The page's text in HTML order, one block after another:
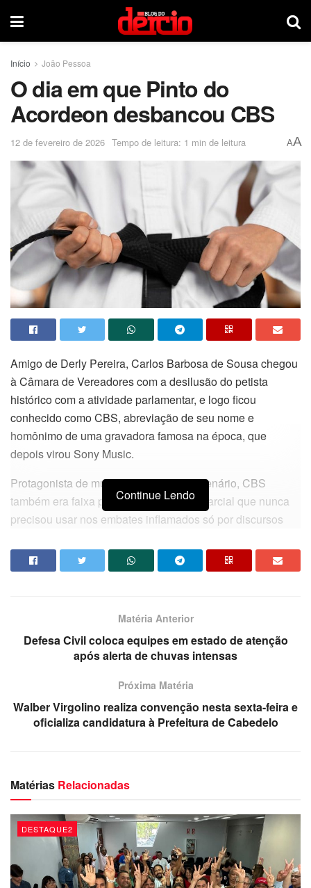
Início João Pessoa
O dia em que Pinto do
Acordeon desbancou CBS
12 de fevereiro de 2026 Tempo de leitura: 1 min de leitura AA
Amigo de Derly Pereira, Carlos Barbosa de Sousa chegou
à Câmara de Vereadores com a desilusão do petista
histórico com a atividade parlamentar, e logo ficou
conhecido como CBS, abreviação de seu nome e
homônimo de uma gravadora famosa na época, que
depois virou Sony Music.
Protagonista de muitas polêmicas no Plenário, CBS
também era faixa preta de karatê, arte marcial que nunca
precisou usar nos embates inflamados só por discursos
levar desaforo pra casa.
bateu boca até com o pacato e virtuoso Pinto do Acordeon.
Querendo botar fogo na sessão bucólica e improdutiva,
Querendo pegar ar, mas com aquela malemolência
Me disseram que do Pavilhão do Chá dava para ouvir a
gargalhada de Trócolli.
Dércio Alcântara
#pintodoacordeon #trocollijunior ##CBS
Continue Lendo
Matéria Anterior
Defesa Civil coloca equipes em estado de atenção
após alerta de chuvas intensas
Próxima Matéria
Walber Virgolino realiza convenção nesta sexta-feira e
oficializa candidatura à Prefeitura de Cabedelo
Matérias Relacionadas
DESTAQUE2